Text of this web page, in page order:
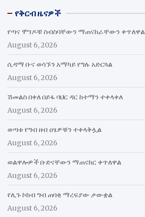
የቅርብ ዜናዎች
የጣና ሞገዶቹ ስብስባቸውን ማጠናከራቸውን ቀጥለዋል
August 6, 2026
ሲዳማ ቡና ወሳኙን አማካይ የግሉ አድርጓል
August 6, 2026
ሽመልስ በቀለ በይፋ ባህር ዳር ከተማን ተቀላቀለ
August 6, 2026
ወጣቱ የግብ ዘብ ዐፄዎቹን ተቀላቅሏል
August 6, 2026
ወልዋሎዎች ቡድናቸውን ማጠናከር ቀጥለዋል
August 6, 2026
የሊጉ ኮከብ ግብ ጠባቂ ማረፍያው ታውቋል
August 6, 2026